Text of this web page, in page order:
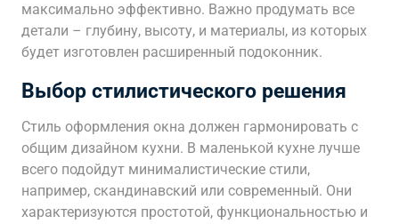
максимально эффективно. Важно продумать все
детали – глубину, высоту, и материалы, из которых
будет изготовлен расширенный подоконник.
Выбор стилистического решения
Стиль оформления окна должен гармонировать с
общим дизайном кухни. В маленькой кухне лучше
всего подойдут минималистические стили,
например, скандинавский или современный. Они
характеризуются простотой, функциональностью и